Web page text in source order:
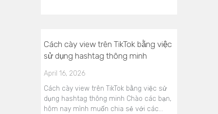
Cách cày view trên TikTok bằng việc
sử dụng hashtag thông minh
April 16, 2026
Cách cày view trên TikTok bằng việc sử
dụng hashtag thông minh Chào các bạn,
hôm nay mình muốn chia sẻ với các…